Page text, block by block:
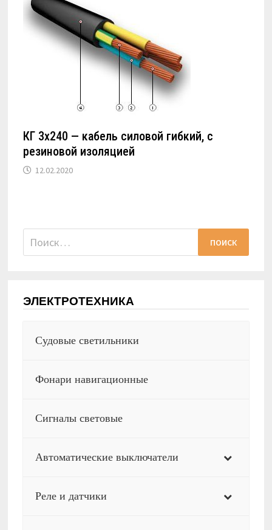
КГ 3х240 — кабель силовой гибкий, с
резиновой изоляцией
12.02.2020
Найти:
ЭЛЕКТРОТЕХНИКА
Судовые светильники
Фонари навигационные
Сигналы световые
Автоматические выключатели
Реле и датчики